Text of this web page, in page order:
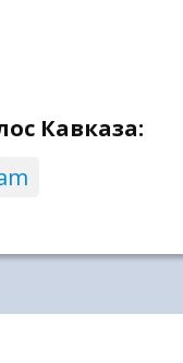
Кавказа: